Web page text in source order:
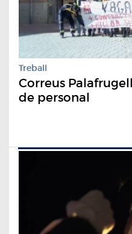
Treball
Correus
de personal